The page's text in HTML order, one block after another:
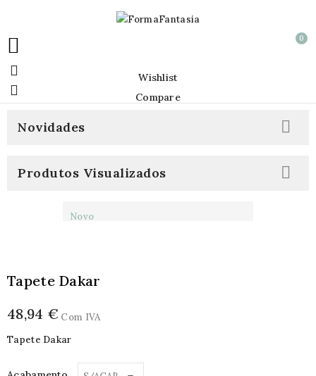
 0
 Wishlist
 Compare
Novidades 
Produtos Visualizados 
Novo
Tapete Dakar
48,94 € Com IVA
Tapete Dakar